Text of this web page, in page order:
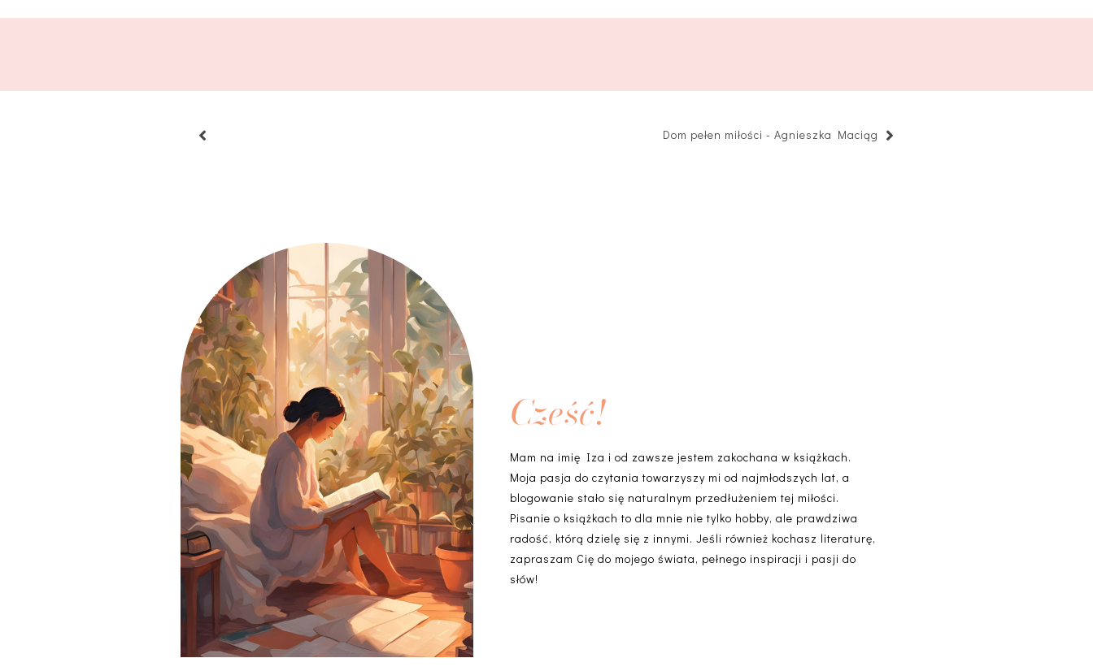
Dom pełen miłości - Agnieszka Maciąg
Cześć!
Mam na imię Iza i od zawsze jestem zakochana w książkach.
Moja pasja do czytania towarzyszy mi od najmłodszych lat, a
blogowanie stało się naturalnym przedłużeniem tej miłości.
Pisanie o książkach to dla mnie nie tylko hobby, ale prawdziwa
radość, którą dzielę się z innymi. Jeśli również kochasz literaturę,
zapraszam Cię do mojego świata, pełnego inspiracji i pasji do
słów!